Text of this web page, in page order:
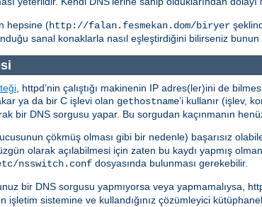
hepsine (http://falan.fesmekan.dom/biryer
sanal konaklarla nasıl eşleştirdiğini bilirseniz
, httpd’nin çalıştığı makinenin IP adres(ler)ini de
ya da bir C işlevi olan gethostname’i kullanır (işlev,
bir DNS sorgusu yapar. Bu sorgudan kaçınmanın
çökmüş olması gibi bir nedenle) başarısız
olarak açılabilmesi için zaten bu kaydı yapmış
nsswitch.conf dosyasında bulunması gerekebilir.
bir DNS sorgusu yapmıyorsa veya yapmamalıysa,
işletim sistemine ve kullandığınız çözümleyici